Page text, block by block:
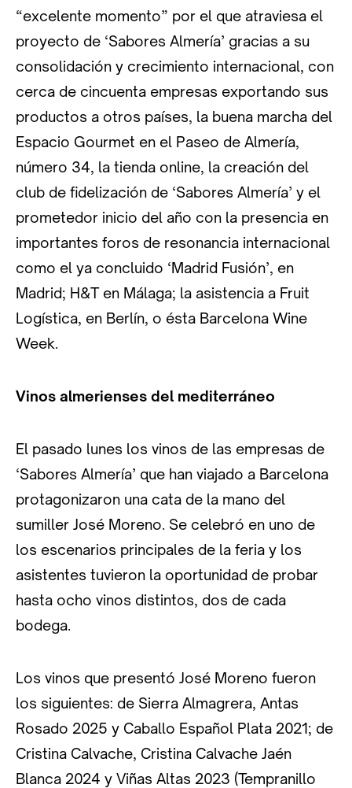
“excelente momento” por el que atraviesa el
proyecto de ‘Sabores Almería’ gracias a su
consolidación y crecimiento internacional, con
cerca de cincuenta empresas exportando sus
productos a otros países, la buena marcha del
Espacio Gourmet en el Paseo de Almería,
número 34, la tienda online, la creación del
club de fidelización de ‘Sabores Almería’ y el
prometedor inicio del año con la presencia en
importantes foros de resonancia internacional
como el ya concluido ‘Madrid Fusión’, en
Madrid; H&T en Málaga; la asistencia a Fruit
Logística, en Berlín, o ésta Barcelona Wine
Week.
Vinos almerienses del mediterráneo
El pasado lunes los vinos de las empresas de
‘Sabores Almería’ que han viajado a Barcelona
protagonizaron una cata de la mano del
sumiller José Moreno. Se celebró en uno de
los escenarios principales de la feria y los
asistentes tuvieron la oportunidad de probar
hasta ocho vinos distintos, dos de cada
bodega.
Los vinos que presentó José Moreno fueron
los siguientes: de Sierra Almagrera, Antas
Rosado 2025 y Caballo Español Plata 2021; de
Cristina Calvache, Cristina Calvache Jaén
Blanca 2024 y Viñas Altas 2023 (Tempranillo